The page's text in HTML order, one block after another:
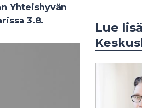
Yhteishyvän
3.8.
Lue